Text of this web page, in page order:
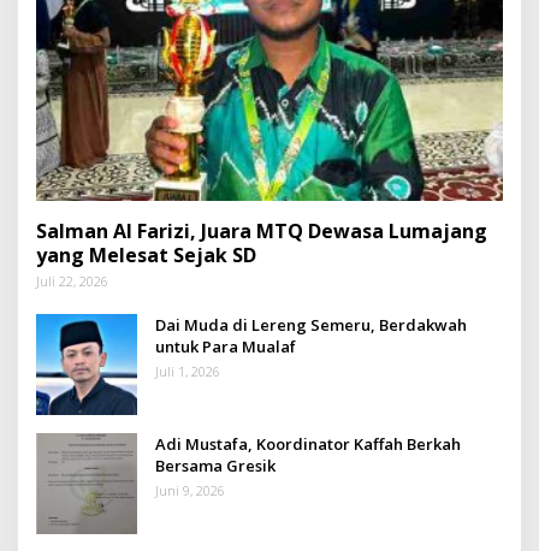
Salman Al Farizi, Juara MTQ Dewasa Lumajang
yang Melesat Sejak SD
Juli 22, 2026
Dai Muda di Lereng Semeru, Berdakwah
untuk Para Mualaf
Juli 1, 2026
Adi Mustafa, Koordinator Kaffah Berkah
Bersama Gresik
Juni 9, 2026